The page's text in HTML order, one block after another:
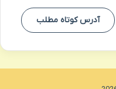
آدرس کوتاه مطلب